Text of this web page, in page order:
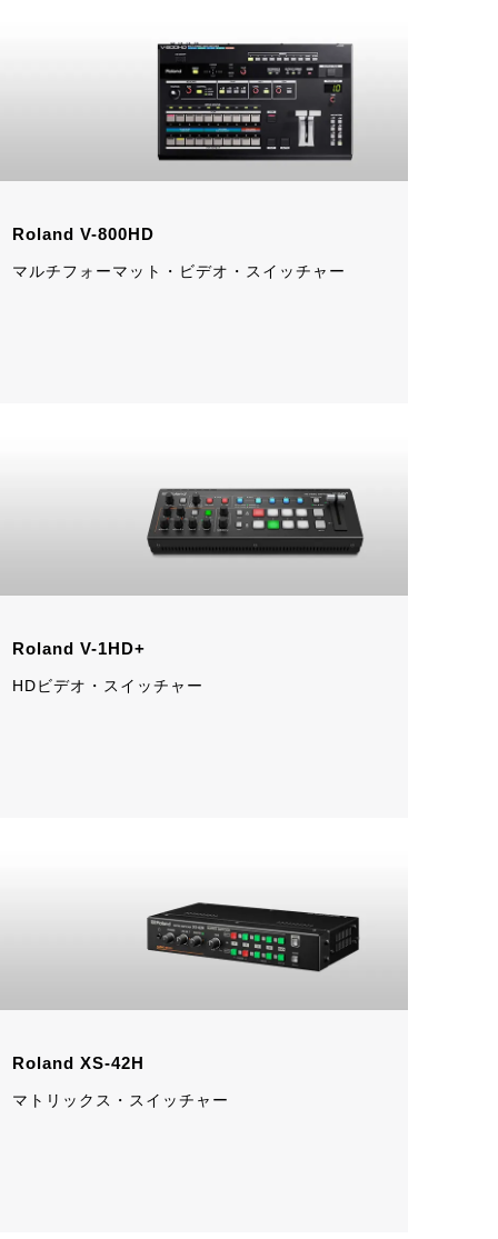
Roland V-800HD
マルチフォーマット・ビデオ・スイッチャー
Roland V-1HD+
HDビデオ・スイッチャー
Roland XS-42H
マトリックス・スイッチャー